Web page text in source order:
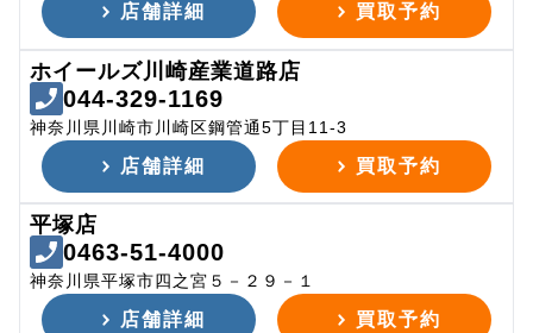
店舗詳細 買取予約
ホイールズ川崎産業道路店
044-329-1169
神奈川県川崎市川崎区鋼管通5丁目11-3
店舗詳細 買取予約
平塚店
0463-51-4000
神奈川県平塚市四之宮５－２９－１
店舗詳細 買取予約